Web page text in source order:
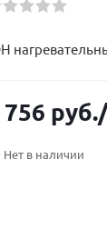
756 руб.
Нет в наличии